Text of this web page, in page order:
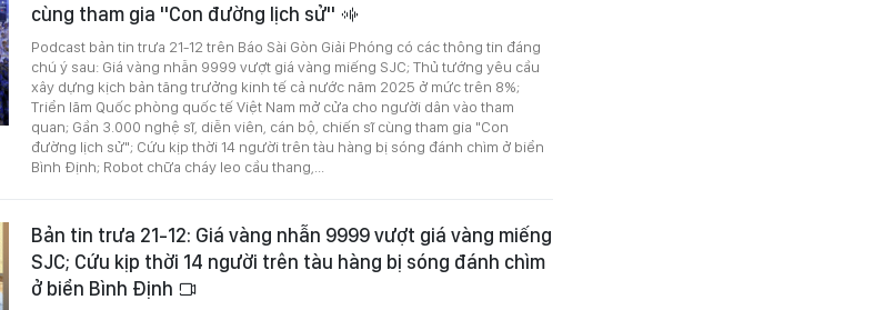
cùng tham gia "Con đường lịch sử"
Podcast bản tin trưa 21-12 trên Báo Sài Gòn Giải Phóng có các thông tin đáng
chú ý sau: Giá vàng nhẫn 9999 vượt giá vàng miếng SJC; Thủ tướng yêu cầu
xây dựng kịch bản tăng trưởng kinh tế cả nước năm 2025 ở mức trên 8%;
Triển lãm Quốc phòng quốc tế Việt Nam mở cửa cho người dân vào tham
quan; Gần 3.000 nghệ sĩ, diễn viên, cán bộ, chiến sĩ cùng tham gia "Con
đường lịch sử"; Cứu kịp thời 14 người trên tàu hàng bị sóng đánh chìm ở biển
Bình Định; Robot chữa cháy leo cầu thang,...
Bản tin trưa 21-12: Giá vàng nhẫn 9999 vượt giá vàng miếng
SJC; Cứu kịp thời 14 người trên tàu hàng bị sóng đánh chìm
ở biển Bình Định